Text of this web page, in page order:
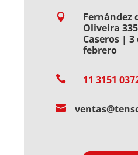

Fernández
Oliveira
Caseros | 3
febrero
 11 3151
